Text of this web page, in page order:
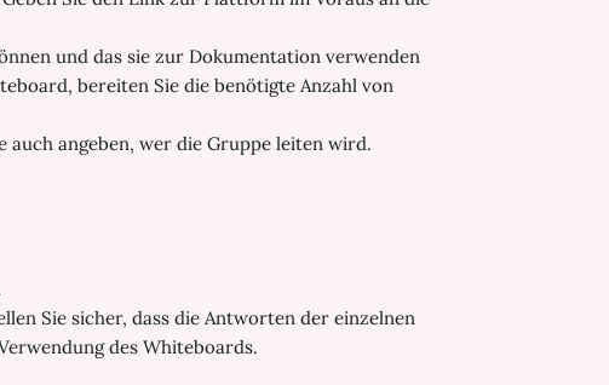
und das sie zur Dokumentation verwenden
bereiten Sie die benötigte Anzahl von
auch angeben, wer die Gruppe leiten wird.
Sie sicher, dass die Antworten der einzelnen
des Whiteboards.